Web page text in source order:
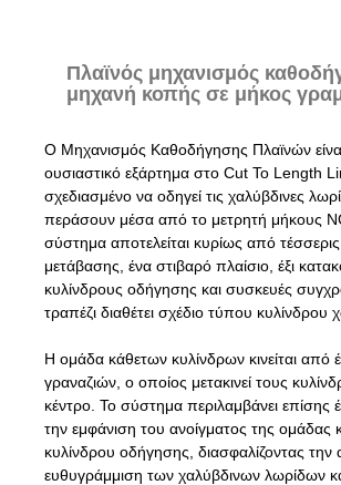
Πλαϊνός μηχανισμός
μηχανή κοπής σε μήκος
Ο Μηχανισμός Καθοδήγησης Πλαϊνών
ουσιαστικό εξάρτημα στο Cut To Length
σχεδιασμένο να οδηγεί τις χαλύβδινες
περάσουν μέσα από το μετρητή μήκους
σύστημα αποτελείται κυρίως από
μετάβασης, ένα στιβαρό πλαίσιο, έξι
κυλίνδρους οδήγησης και συσκευές
τραπέζι διαθέτει σχέδιο τύπου κυλίνδρου
Η ομάδα κάθετων κυλίνδρων κινείται από
γραναζιών, ο οποίος μετακινεί τους
κέντρο. Το σύστημα περιλαμβάνει επίσης
την εμφάνιση του ανοίγματος της ομάδας
κυλίνδρου οδήγησης, διασφαλίζοντας την
ευθυγράμμιση των χαλύβδινων λωρίδων